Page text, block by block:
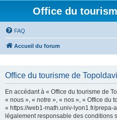
Office du
FAQ
Accueil du forum
Office du tourisme de
En accédant à « Office du tourisme de
« nous », « notre », « nos », « Office du
« https://web1-math.univ-lyon1.fr/prepa-
légalement responsable des conditions